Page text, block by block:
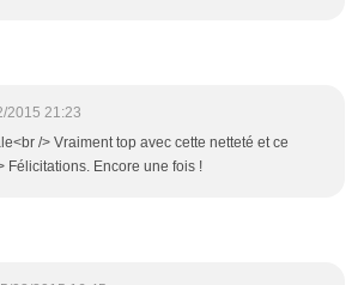
2015 21:23
/> Vraiment top avec cette netteté et ce
Félicitations. Encore une fois !